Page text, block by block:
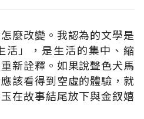
麼改變。我認為的文學是
活」，是生活的集中、縮
新詮釋。如果說聲色犬馬
該看得到空虛的體驗，就
在故事結尾放下與金釵嬉